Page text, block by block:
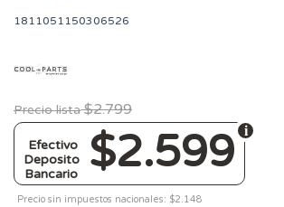
1811051150306526
Precio lista $2.799
$2.599
Efectivo
Deposito
Bancario
Precio sin impuestos nacionales: $2.148